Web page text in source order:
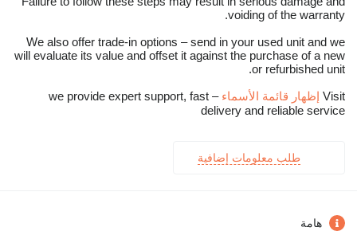
voiding of the warranty.
We also offer trade-in options – send in your used unit and we
will evaluate its value and offset it against the purchase of a new
or refurbished unit.
Visit إظهار قائمة الأسماء
– we provide expert support, fast
delivery and reliable service
طلب معلومات إضافية
هامة